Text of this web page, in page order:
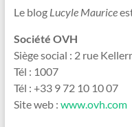
Le blog Lucyle Maurice
Société OVH
Siège social : 2 rue
Tél : 1007
Tél : +33 9 72 10 10 07
Site web : www.ovh.com